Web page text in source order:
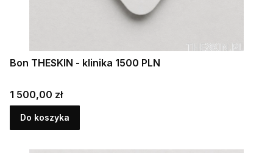
Bon THESKIN - klinika 1500 PLN
Cena
1 500,00 zł
Do koszyka